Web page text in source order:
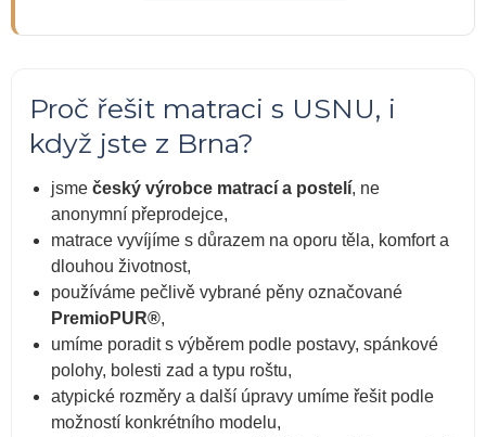
Proč řešit matraci s USNU, i
když jste z Brna?
jsme český výrobce matrací a postelí, ne
anonymní přeprodejce,
matrace vyvíjíme s důrazem na oporu těla, komfort a
dlouhou životnost,
používáme pečlivě vybrané pěny označované
PremioPUR®,
umíme poradit s výběrem podle postavy, spánkové
polohy, bolesti zad a typu roštu,
atypické rozměry a další úpravy umíme řešit podle
možností konkrétního modelu,